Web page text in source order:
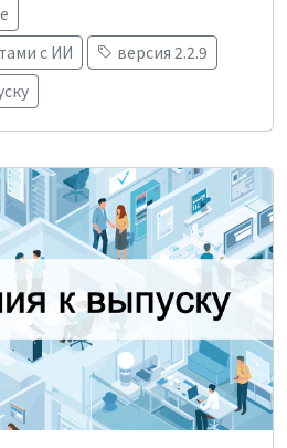
с ИИ
версия 2.2.9